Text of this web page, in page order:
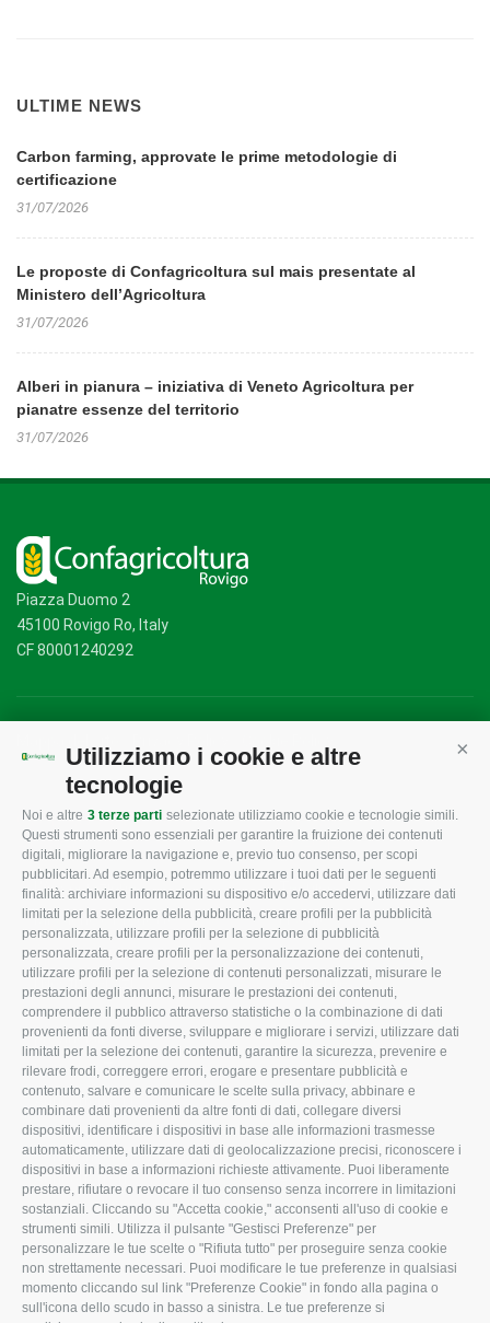
Utilizziamo i cookie e altre
tecnologie
Noi e altre 3 terze parti selezionate utilizziamo cookie e tecnologie simili.
Questi strumenti sono essenziali per garantire la fruizione dei contenuti
digitali, migliorare la navigazione e, previo tuo consenso, per scopi
pubblicitari. Ad esempio, potremmo utilizzare i tuoi dati per le seguenti
finalità: archiviare informazioni su dispositivo e/o accedervi, utilizzare dati
limitati per la selezione della pubblicità, creare profili per la pubblicità
personalizzata, utilizzare profili per la selezione di pubblicità
personalizzata, creare profili per la personalizzazione dei contenuti,
utilizzare profili per la selezione di contenuti personalizzati, misurare le
prestazioni degli annunci, misurare le prestazioni dei contenuti,
comprendere il pubblico attraverso statistiche o la combinazione di dati
provenienti da fonti diverse, sviluppare e migliorare i servizi, utilizzare dati
limitati per la selezione dei contenuti, garantire la sicurezza, prevenire e
rilevare frodi, correggere errori, erogare e presentare pubblicità e
contenuto, salvare e comunicare le scelte sulla privacy, abbinare e
combinare dati provenienti da altre fonti di dati, collegare diversi
dispositivi, identificare i dispositivi in base alle informazioni trasmesse
automaticamente, utilizzare dati di geolocalizzazione precisi, riconoscere i
dispositivi in base a informazioni richieste attivamente. Puoi liberamente
prestare, rifiutare o revocare il tuo consenso senza incorrere in limitazioni
sostanziali. Cliccando su "Accetta cookie," acconsenti all'uso di cookie e
strumenti simili. Utilizza il pulsante "Gestisci Preferenze" per
personalizzare le tue scelte o "Rifiuta tutto" per proseguire senza cookie
non strettamente necessari. Puoi modificare le tue preferenze in qualsiasi
momento cliccando sul link "Preferenze Cookie" in fondo alla pagina o
sull'icona dello scudo in basso a sinistra. Le tue preferenze si
ULTIME NEWS
Carbon farming, approvate le prime metodologie di
certificazione
31/07/2026
Le proposte di Confagricoltura sul mais presentate al
Ministero dell’Agricoltura
31/07/2026
Alberi in pianura – iniziativa di Veneto Agricoltura per
pianatre essenze del territorio
31/07/2026
Piazza Duomo 2
45100 Rovigo Ro, Italy
CF 80001240292
CONFAGRICOLTURA
ROVIGO
L'Associazione
Missione e Progetto
Organigramma aziendale
I Nostri Servizi
Uffici della Sede
provinciale
Le Sedi di Zona
Agricoltori S.r.l.
Whistleblowing
Confagricoltura Rovigo e
Agricoltori srl
CONFAGRICOLTURA
INFORMA
Tecnico
Fiscale
Lavoro
Ambiente
Associazione
CONFAGRICOLTURA
ATTIVA
Notizie in evidenza
Eventi
Comunicati Stampa
Video
Iscrizione Newsletter
Newsletter